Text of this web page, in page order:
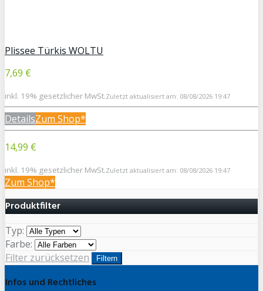
Plissee Türkis WOLTU
7,69 €
inkl. 19% gesetzlicher MwSt.Zuletzt aktualisiert am: 08/08/2026 19:47
DetailsZum Shop*
14,99 €
inkl. 19% gesetzlicher MwSt.Zuletzt aktualisiert am: 08/08/2026 19:47
Zum Shop*
Produktfilter
Typ:
Farbe:
Filter zurücksetzen
Filtern
Infos und Rechtliches